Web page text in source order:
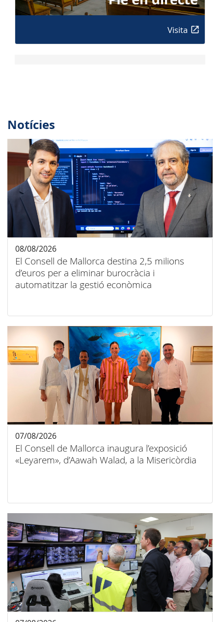
Visita
Notícies
El Consell de Mallorca destina 2,5 milions
d’euros per a eliminar burocràcia i
automatitzar la gestió econòmica
08/08/2026
El Consell de Mallorca inaugura l’exposició
«Leyarem», d’Aawah Walad, a la Misericòrdia
07/08/2026